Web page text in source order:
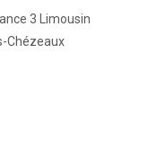
3 Limousin
Chézeaux